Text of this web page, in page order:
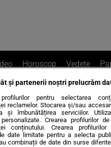
Horoscop Vedete
sau
externe Politică
și partenerii noștri prelucrăm
pentru selectarea
reclamelor. Stocarea și/sau
și îmbunătățirea serviciilor.
Crearea profilurilor
conținutului. Crearea
date limitate pentru a selecta
combinații de date din surse